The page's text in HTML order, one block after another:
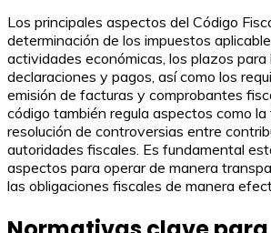
Los principales aspectos del Código
determinación de los impuestos
actividades económicas, los plazos
declaraciones y pagos, así como los
emisión de facturas y comprobantes
código también regula aspectos como
resolución de controversias entre
autoridades fiscales. Es fundamental
aspectos para operar de manera
las obligaciones fiscales de manera